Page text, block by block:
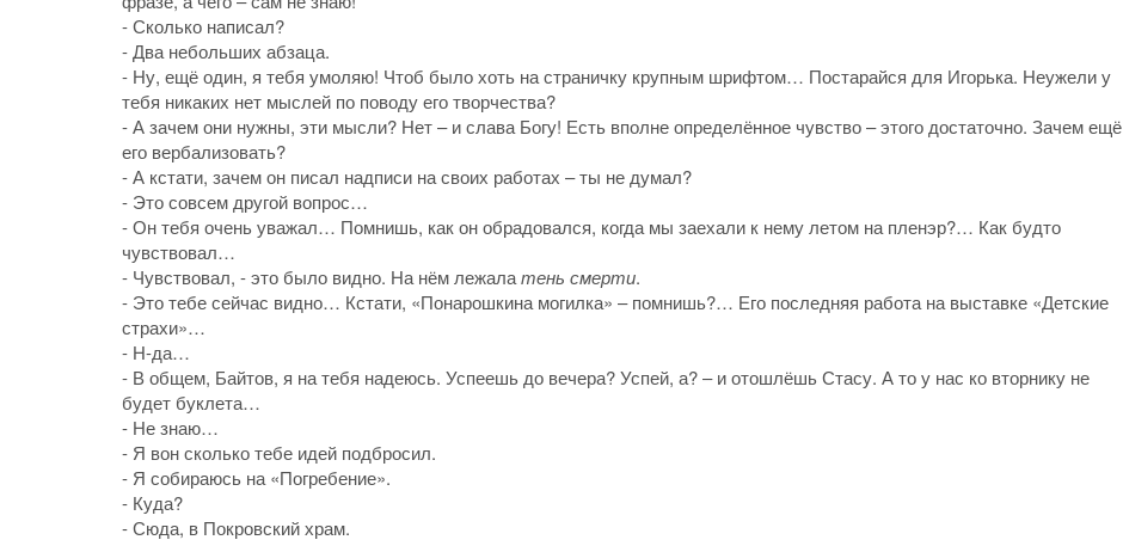
- Сколько написал?
- Два небольших абзаца.
- Ну, ещё один, я тебя умоляю! Чтоб было хоть на страничку крупным шрифтом… Постарайся для Игорька. Неужели у
тебя никаких нет мыслей по поводу его творчества?
- А зачем они нужны, эти мысли? Нет – и слава Богу! Есть вполне определённое чувство – этого достаточно. Зачем ещё
его вербализовать?
- А кстати, зачем он писал надписи на своих работах – ты не думал?
- Это совсем другой вопрос…
- Он тебя очень уважал… Помнишь, как он обрадовался, когда мы заехали к нему летом на пленэр?… Как будто
чувствовал…
- Чувствовал, - это было видно. На нём лежалатень смерти.
- Это тебе сейчас видно… Кстати, «Понарошкина могилка» – помнишь?… Его последняя работа на выставке «Детские
страхи»…
- Н-да…
- В общем, Байтов, я на тебя надеюсь. Успеешь до вечера? Успей, а? – и отошлёшь Стасу. А то у нас ко вторнику не
будет буклета…
- Не знаю…
- Я вон сколько тебе идей подбросил.
- Я собираюсь на «Погребение».
- Куда?
- Сюда, в Покровский храм.